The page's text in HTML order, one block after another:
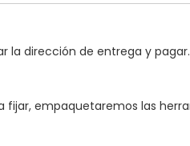
la dirección de entrega y pagar.
empaquetaremos las